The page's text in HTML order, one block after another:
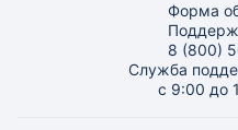
Форма
8 (800)
Служба
с 9:00 до